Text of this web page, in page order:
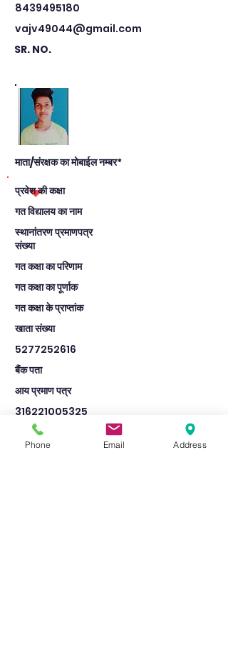
8439495180
vajv49044@gmail.com
SR. NO.
माता/संरक्षक का मोबाईल नम्बर*
प्रवेश की कक्षा
गत विद्यालय का नाम
स्थानांतरण प्रमाणपत्र
संख्या
गत कक्षा का परिणाम
गत कक्षा का पूर्णाक
गत कक्षा के प्राप्तांक
खाता संख्या
5277252616
बैंक पता
आय प्रमाण पत्र
316221005325
9th
lala siyaram i c sarsai nawar etawah
Phone Email Address